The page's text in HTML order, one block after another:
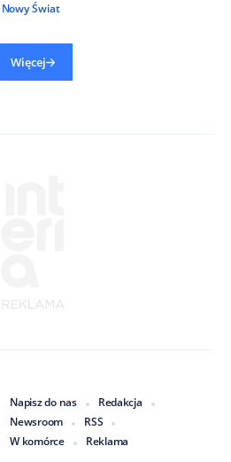
Nowy Świat
Więcej
Napisz do nas
Redakcja
Newsroom
RSS
W komórce
Reklama